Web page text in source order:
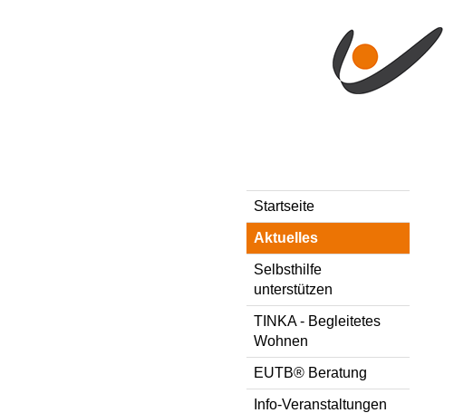
Startseite
Aktuelles
Selbsthilfe
unterstützen
TINKA - Begleitetes
Wohnen
EUTB® Beratung
Info-Veranstaltungen